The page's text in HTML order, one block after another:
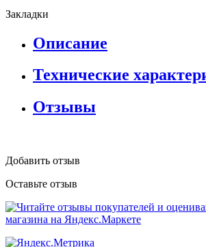
Закладки
Описание
Технические
Отзывы
Добавить отзыв
Оставьте отзыв